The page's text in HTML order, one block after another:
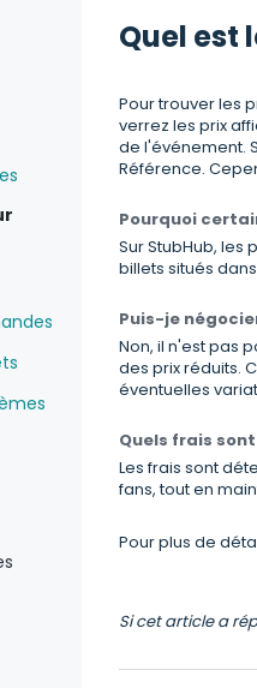
Quel est
Pour trouver les
verrez les prix
de l'événement.
Référence.
Pourquoi
Sur StubHub, les
billets situés
Puis-je
Non, il n'est pas
des prix réduits.
éventuelles
Quels frais
Les frais sont
fans, tout en
Pour plus de
Si cet article a